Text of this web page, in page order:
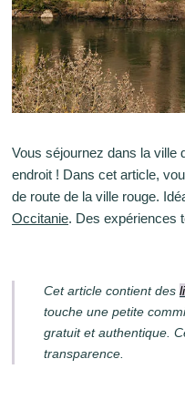
Vous séjournez dans la ville
endroit ! Dans cet article,
de route de la ville rouge.
Occitanie. Des expériences
Cet article contient des
touche une petite
gratuit et authentique.
transparence.